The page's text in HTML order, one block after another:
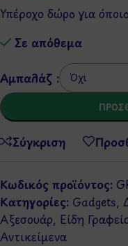
Υπέροχο δώρο για
Σε απόθεμα
Αμπαλάζ :
Σύγκριση
Κωδικός προϊόντος:
Κατηγορίες: Gadgets,
Αξεσουάρ, Είδη
Αντικείμενα